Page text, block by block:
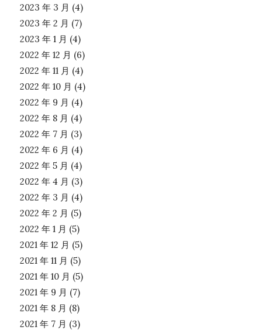
2023 年 3 月 (4)
2023 年 2 月 (7)
2023 年 1 月 (4)
2022 年 12 月 (6)
2022 年 11 月 (4)
2022 年 10 月 (4)
2022 年 9 月 (4)
2022 年 8 月 (4)
2022 年 7 月 (3)
2022 年 6 月 (4)
2022 年 5 月 (4)
2022 年 4 月 (3)
2022 年 3 月 (4)
2022 年 2 月 (5)
2022 年 1 月 (5)
2021 年 12 月 (5)
2021 年 11 月 (5)
2021 年 10 月 (5)
2021 年 9 月 (7)
2021 年 8 月 (8)
2021 年 7 月 (3)